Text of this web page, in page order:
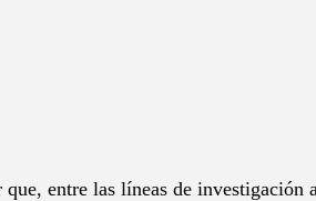
que, entre las líneas de